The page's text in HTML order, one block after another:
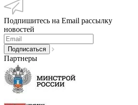
Подпишитесь на Email рассылку
новостей
Партнеры